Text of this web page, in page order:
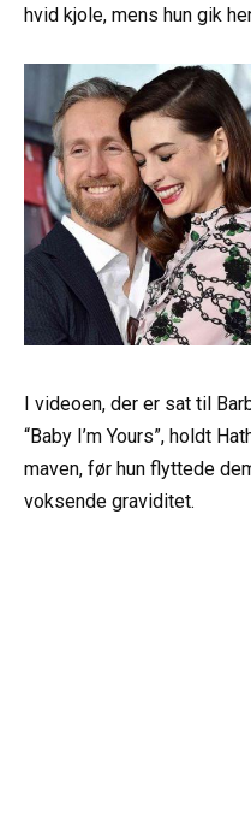
hvid kjole, mens hun gik
I videoen, der er sat til
“Baby I’m Yours”, holdt
maven, før hun flyttede
voksende graviditet.